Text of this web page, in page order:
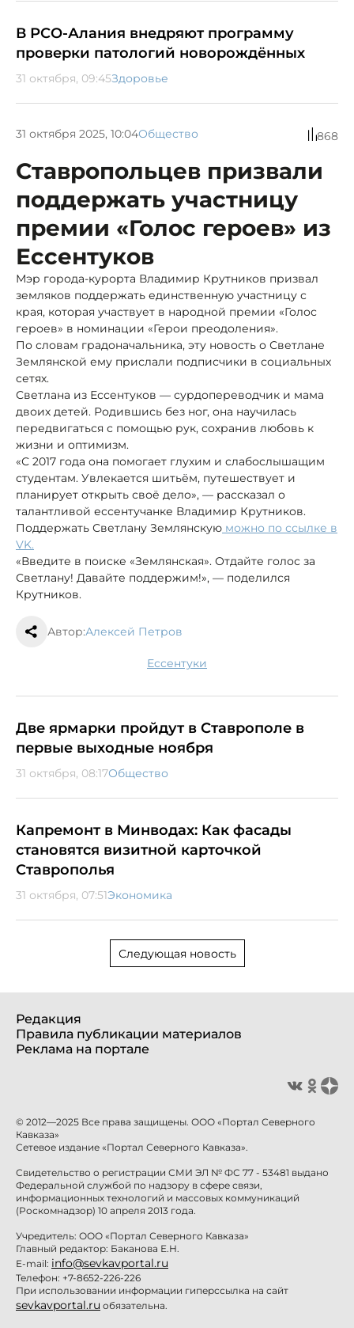
В РСО-Алания внедряют программу
проверки патологий новорождённых
31 октября, 09:45Здоровье
31 октября 2025, 10:04Общество 868
Ставропольцев призвали
поддержать участницу
премии «Голос героев» из
Ессентуков
Мэр города-курорта Владимир Крутников призвал
земляков поддержать единственную участницу с
края, которая участвует в народной премии «Голос
героев» в номинации «Герои преодоления».
По словам градоначальника, эту новость о Светлане
Землянской ему прислали подписчики в социальных
сетях.
Светлана из Ессентуков — сурдопереводчик и мама
двоих детей. Родившись без ног, она научилась
передвигаться с помощью рук, сохранив любовь к
жизни и оптимизм.
«С 2017 года она помогает глухим и слабослышащим
студентам. Увлекается шитьём, путешествует и
планирует открыть своё дело», — рассказал о
талантливой ессентучанке Владимир Крутников.
Поддержать Светлану Землянскую можно по ссылке в
VK.
«Введите в поиске «Землянская». Отдайте голос за
Светлану! Давайте поддержим!», — поделился
Крутников.
Автор:Алексей Петров
Ессентуки
Две ярмарки пройдут в Ставрополе в
первые выходные ноября
31 октября, 08:17Общество
Капремонт в Минводах: Как фасады
становятся визитной карточкой
Ставрополья
31 октября, 07:51Экономика
Следующая новость
Редакция
Правила публикации материалов
Реклама на портале
© 2012—2025 Все права защищены. ООО «Портал Северного
Кавказа»
Сетевое издание «Портал Северного Кавказа».
Свидетельство о регистрации СМИ ЭЛ № ФС 77 - 53481 выдано
Федеральной службой по надзору в сфере связи,
информационных технологий и массовых коммуникаций
(Роскомнадзор) 10 апреля 2013 года.
Учредитель: ООО «Портал Северного Кавказа»
Главный редактор: Баканова Е.Н.
E-mail: info@sevkavportal.ru
Телефон: +7-8652-226-226
При использовании информации гиперссылка на сайт
sevkavportal.ru обязательна.